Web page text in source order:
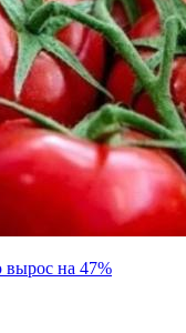
на 47%